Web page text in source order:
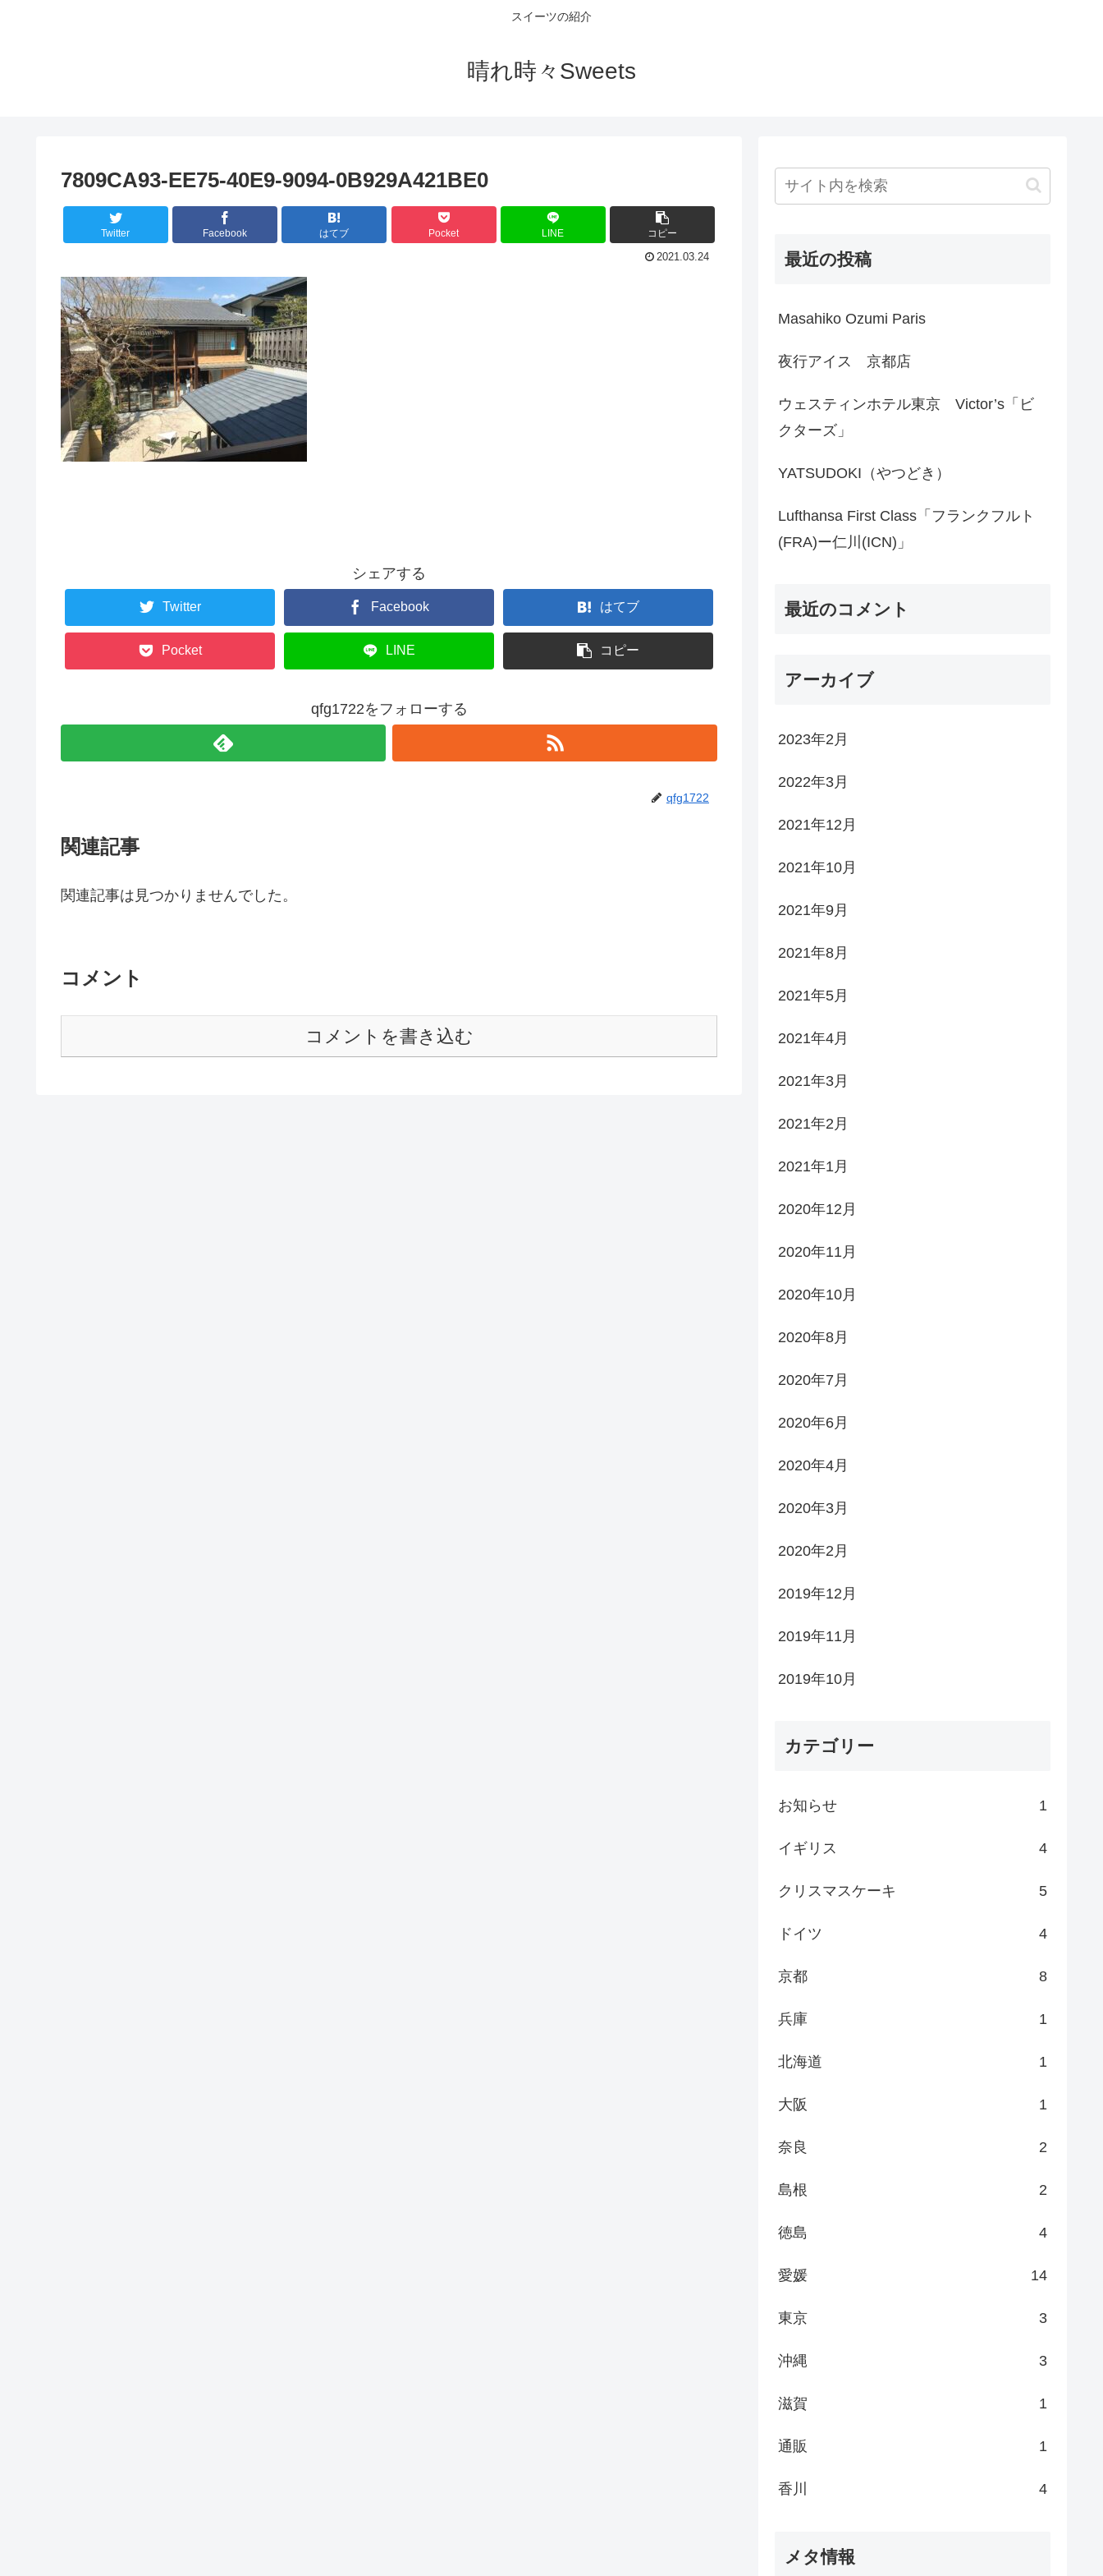
スイーツの紹介
晴れ時々Sweets
7809CA93-EE75-40E9-9094-0B929A421BE0
Twitter Facebook はてブ Pocket LINE コピー
2021.03.24
シェアする
Twitter Facebook はてブ
Pocket LINE コピー
qfg1722をフォローする
qfg1722
関連記事
関連記事は見つかりませんでした。
コメント
コメントを書き込む
最近の投稿
Masahiko Ozumi Paris
夜行アイス 京都店
ウェスティンホテル東京 Victor’s「ビ
クターズ」
YATSUDOKI（やつどき）
Lufthansa First Class「フランクフルト
(FRA)ー仁川(ICN)」
最近のコメント
アーカイブ
2023年2月
2022年3月
2021年12月
2021年10月
2021年9月
2021年8月
2021年5月
2021年4月
2021年3月
2021年2月
2021年1月
2020年12月
2020年11月
2020年10月
2020年8月
2020年7月
2020年6月
2020年4月
2020年3月
2020年2月
2019年12月
2019年11月
2019年10月
カテゴリー
お知らせ 1
イギリス 4
クリスマスケーキ 5
ドイツ 4
京都 8
兵庫 1
北海道 1
大阪 1
奈良 2
島根 2
徳島 4
愛媛 14
東京 3
沖縄 3
滋賀 1
通販 1
香川 4
メタ情報